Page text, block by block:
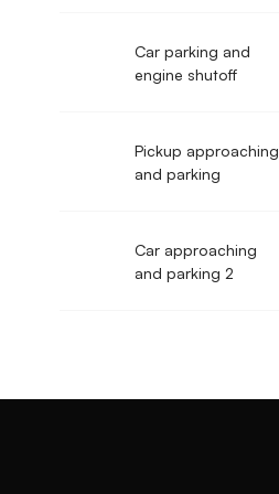
Car parking and
engine shutoff
Pickup approaching
and parking
Car approaching
and parking 2